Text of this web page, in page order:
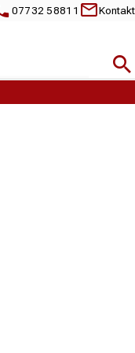
07732 58811 Kontakt